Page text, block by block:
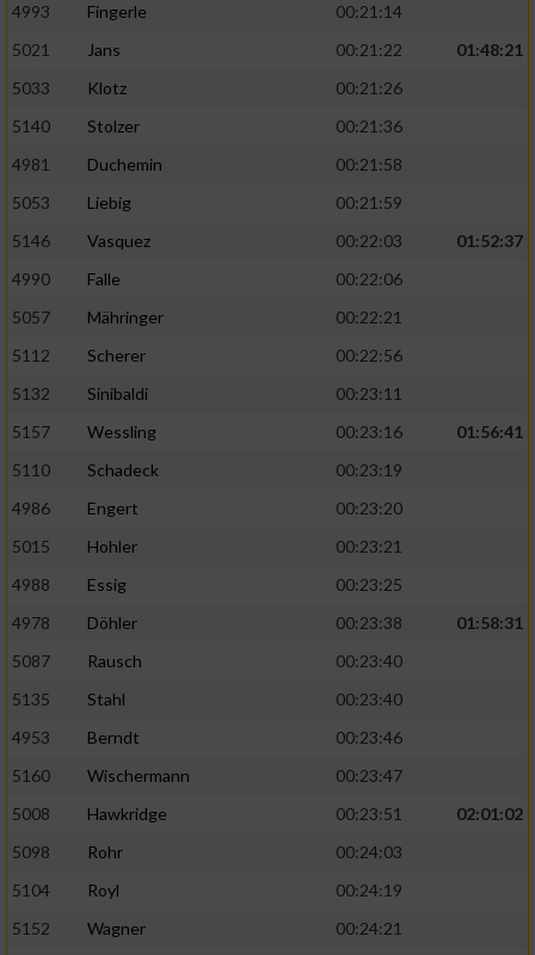
4993
Fingerle
00:21:14
5021
Jans 00:21:22
01:48:21
5033
Klotz
00:21:26
5140
Stolzer
00:21:36
4981
Duchemin
00:21:58
5053
Liebig
00:21:59
5146
Vasquez 00:22:03
01:52:37
4990
Falle
00:22:06
5057
Mähringer
00:22:21
5112
Scherer
00:22:56
5132
Sinibaldi
00:23:11
5157
Wessling 00:23:16
01:56:41
5110
Schadeck
00:23:19
4986
Engert
00:23:20
5015
Hohler
00:23:21
4988
Essig
00:23:25
4978
Döhler 00:23:38
01:58:31
5087
Rausch
00:23:40
5135
Stahl
00:23:40
4953
Berndt
00:23:46
5160
Wischermann
00:23:47
5008
Hawkridge 00:23:51
02:01:02
5098
Rohr
00:24:03
5104
Royl
00:24:19
5152
Wagner
00:24:21